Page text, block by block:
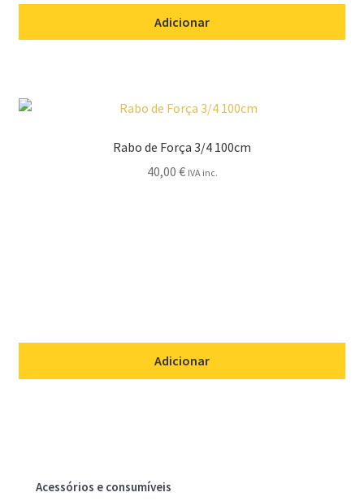
Adicionar
Rabo de Força 3/4 100cm
40,00 € IVA inc.
Adicionar
Acessórios e consumíveis